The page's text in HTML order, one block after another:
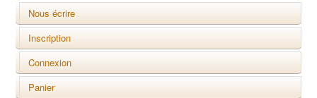
Nous écrire
Inscription
Connexion
Panier